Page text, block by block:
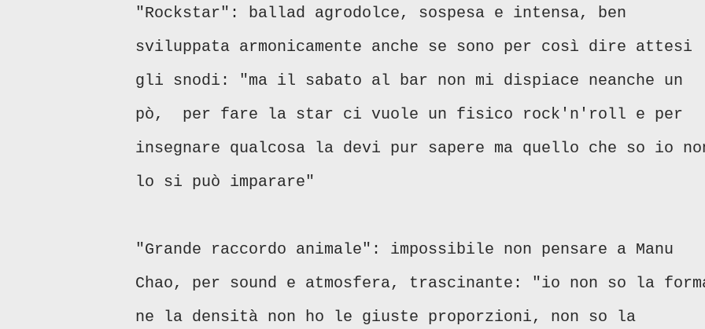
"Rockstar": ballad agrodolce, sospesa e intensa, ben
sviluppata armonicamente anche se sono per così dire attesi
gli snodi: "ma il sabato al bar non mi dispiace neanche un
pò, per fare la star ci vuole un fisico rock'n'roll e per
insegnare qualcosa la devi pur sapere ma quello che so io
lo si può imparare"
"Grande raccordo animale": impossibile non pensare a Manu
Chao, per sound e atmosfera, trascinante: "io non so la
ne la densità non ho le giuste proporzioni, non so la